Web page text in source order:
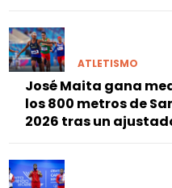
ATLETISMO
José Maita gana
los 800 metros de
2026 tras un